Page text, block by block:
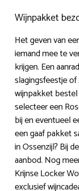
Wijnpakket
Het geven van
iemand mee te
krijgen. Een
slagingsfeestje of
wijnpakket bestel
selecteer een
bij en eventueel
een gaaf pakket
in Ossenzijl? Bij
aanbod. Nog
Krijnse Locker
exclusief